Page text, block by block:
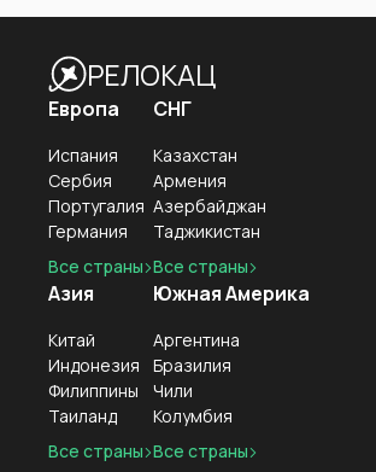
🌐 vmeste.info
РЕЛОКАЦ
Европа
Испания
Сербия
Португалия
Германия
Все страны
Азия
Китай
Индонезия
Филиппины
Таиланд
Все страны
СНГ
Казахстан
Армения
Азербайджан
Таджикистан
Все страны
Южная Америка
Аргентина
Бразилия
Чили
Колумбия
Все страны